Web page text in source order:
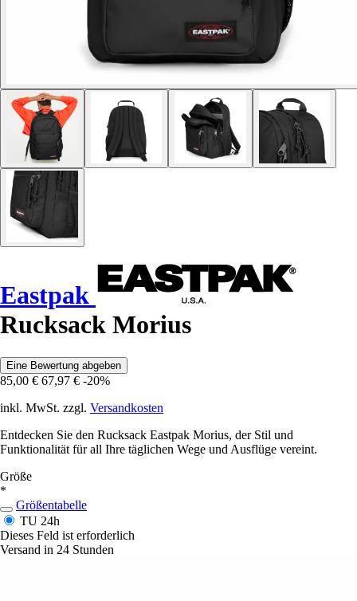
Eastpak
Rucksack Morius
Eine Bewertung abgeben
85,00 € 67,97 € -20%
inkl. MwSt. zzgl. Versandkosten
Entdecken Sie den Rucksack Eastpak Morius, der Stil und
Funktionalität für all Ihre täglichen Wege und Ausflüge vereint.
Größe
*
Größentabelle
TU 24h
Dieses Feld ist erforderlich
Versand in 24 Stunden